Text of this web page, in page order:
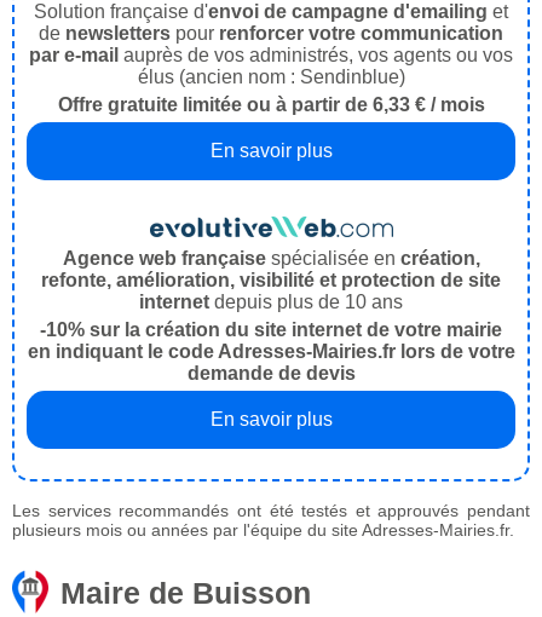
Solution française d'envoi de campagne d'emailing et
de newsletters pour renforcer votre communication
par e-mail auprès de vos administrés, vos agents ou vos
élus (ancien nom : Sendinblue)
Offre gratuite limitée ou à partir de 6,33 € / mois
En savoir plus
Agence web françaisespécialisée en création,
refonte, amélioration, visibilité et protection de site
internet depuis plus de 10 ans
-10% sur la création du site internet de votre mairie
en indiquant le code Adresses-Mairies.fr lors de votre
demande de devis
En savoir plus
Les services recommandés ont été testés et approuvés pendant
plusieurs mois ou années par l'équipe du site Adresses-Mairies.fr.
Maire de Buisson